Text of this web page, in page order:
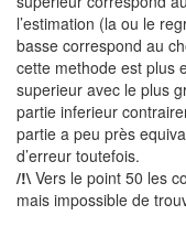
l’estimation (la ou le
basse correspond au
cette methode est plus
superieur avec le plus
partie inferieur
partie a peu près
d’erreur toutefois.
/!\ Vers le point 50 les
mais impossible de